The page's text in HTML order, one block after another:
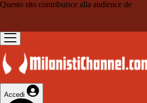
Questo sito contribuisce alla audience de
Accedi